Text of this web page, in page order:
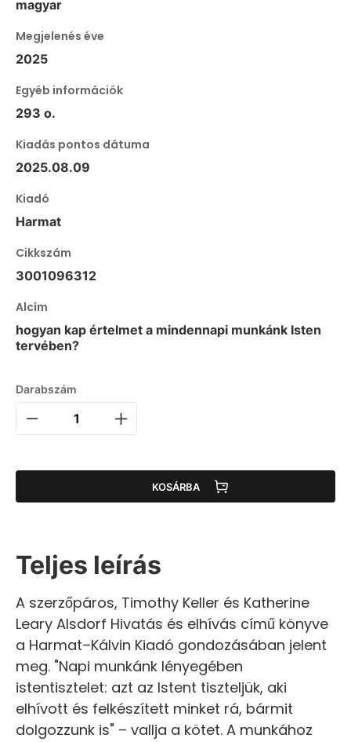
magyar
Megjelenés éve
2025
Egyéb információk
293 o.
Kiadás pontos dátuma
2025.08.09
Kiadó
Harmat
Cikkszám
3001096312
Alcím
hogyan kap értelmet a mindennapi munkánk Isten
tervében?
Darabszám
KOSÁRBA
Teljes leírás
A szerzőpáros, Timothy Keller és Katherine
Leary Alsdorf Hivatás és elhívás című könyve
a Harmat–Kálvin Kiadó gondozásában jelent
meg. "Napi munkánk lényegében
istentisztelet: azt az Istent tiszteljük, aki
elhívott és felkészített minket rá, bármit
dolgozzunk is" – vallja a kötet. A munkához